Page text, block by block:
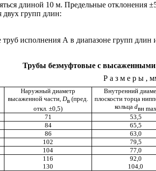
длиной 10 м. Предельные отклонения
двух групп длин:
исполнения А в диапазоне групп длин
Трубы безмуфтовые с
Размеры ,
Наружный диаметр
высаженной части, Dв (пред.
откл. ±0,5)
Внутренний
плоскости торца
кольца dвн
71 53,5
84 65,5
86 63,0
102 79,5
104 77,0
116 92,0
130 104,0